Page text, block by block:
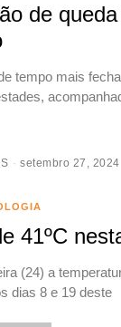
de
tempo mais
setembro 27, 2024
41ºC
(24) a
dias 8 e 19 deste